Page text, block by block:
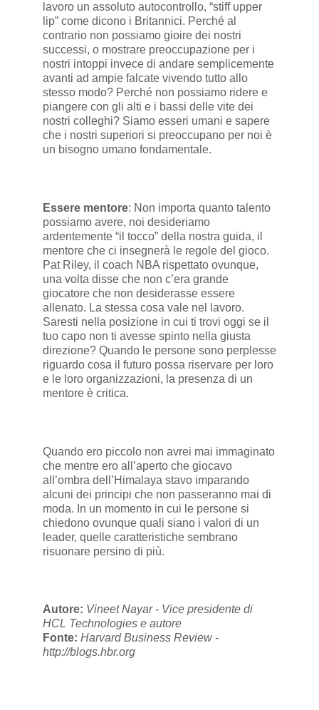
lavoro un assoluto autocontrollo, “stiff upper
lip” come dicono i Britannici. Perché al
contrario non possiamo gioire dei nostri
successi, o mostrare preoccupazione per i
nostri intoppi invece di andare semplicemente
avanti ad ampie falcate vivendo tutto allo
stesso modo? Perché non possiamo ridere e
piangere con gli alti e i bassi delle vite dei
nostri colleghi? Siamo esseri umani e sapere
che i nostri superiori si preoccupano per noi è
un bisogno umano fondamentale.
Essere mentore: Non importa quanto talento
possiamo avere, noi desideriamo
ardentemente “il tocco” della nostra guida, il
mentore che ci insegnerà le regole del gioco.
Pat Riley, il coach NBA rispettato ovunque,
una volta disse che non c’era grande
giocatore che non desiderasse essere
allenato. La stessa cosa vale nel lavoro.
Saresti nella posizione in cui ti trovi oggi se il
tuo capo non ti avesse spinto nella giusta
direzione? Quando le persone sono perplesse
riguardo cosa il futuro possa riservare per loro
e le loro organizzazioni, la presenza di un
mentore è critica.
Quando ero piccolo non avrei mai immaginato
che mentre ero all’aperto che giocavo
all’ombra dell’Himalaya stavo imparando
alcuni dei principi che non passeranno mai di
moda. In un momento in cui le persone si
chiedono ovunque quali siano i valori di un
leader, quelle caratteristiche sembrano
risuonare persino di più.
Autore: Vineet Nayar - Vice presidente di
HCL Technologies e autore
Fonte: Harvard Business Review -
http://blogs.hbr.org